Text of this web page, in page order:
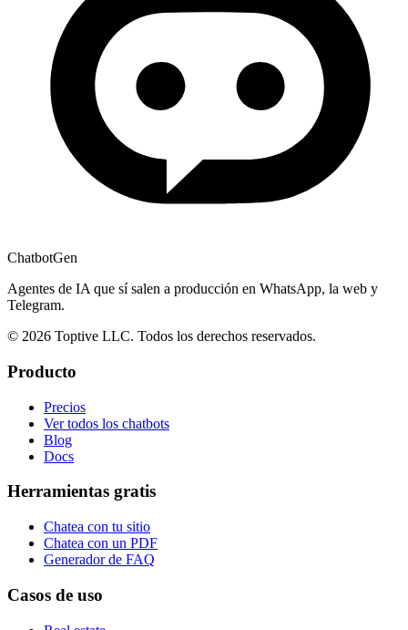
ChatbotGen
Agentes de IA que sí salen a producción en WhatsApp, la web y
Telegram.
© 2026 Toptive LLC. Todos los derechos reservados.
Producto
Precios
Ver todos los chatbots
Blog
Docs
Herramientas gratis
Chatea con tu sitio
Chatea con un PDF
Generador de FAQ
Casos de uso